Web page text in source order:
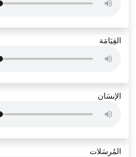
القِيَامَة
الإنسَان
المُرسَلات